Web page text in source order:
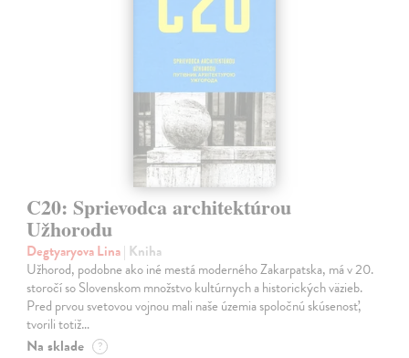
C20: Sprievodca architektúrou
Užhorodu
Degtyaryova Lina| Kniha
Užhorod, podobne ako iné mestá moderného Zakarpatska, má v 20.
storočí so Slovenskom množstvo kultúrnych a historických väzieb.
Pred prvou svetovou vojnou mali naše územia spoločnú skúsenosť,
tvorili totiž…
Na sklade ?